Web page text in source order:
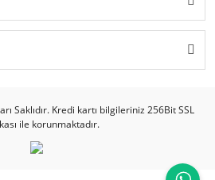
Saklıdır. Kredi kartı bilgileriniz 256Bit SSL
ile korunmaktadır.